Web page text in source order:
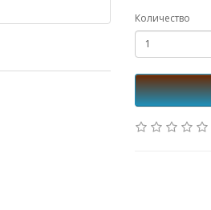
Количество